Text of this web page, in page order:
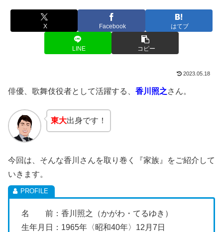
X Facebook はてブ
LINE コピー
2023.05.18
俳優、歌舞伎役者として活躍する、 香川照之さん。
東大出身です！
今回は、そんな香川さんを取り巻く『家族』をご紹介して
いきます。
名 前：香川照之（かがわ・てるゆき）
生年月日：1965年〈昭和40年〉12月7日